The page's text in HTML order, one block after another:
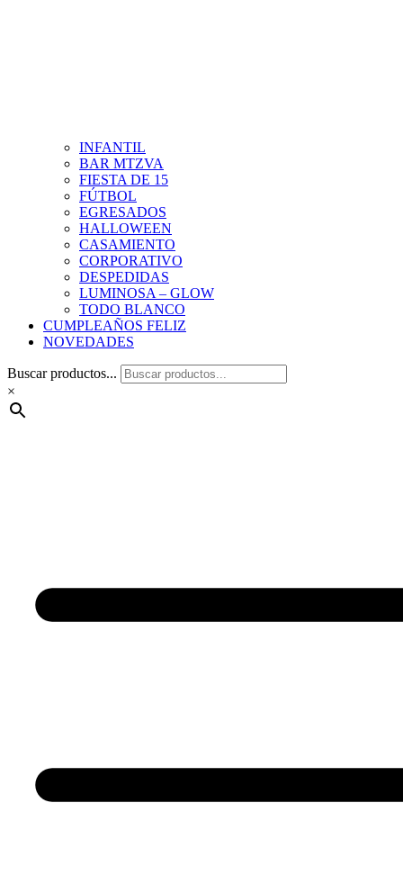
INFANTIL
BAR MTZVA
FIESTA DE 15
FÚTBOL
EGRESADOS
HALLOWEEN
CASAMIENTO
CORPORATIVO
DESPEDIDAS
LUMINOSA – GLOW
TODO BLANCO
CUMPLEAÑOS FELIZ
NOVEDADES
Buscar productos...
×